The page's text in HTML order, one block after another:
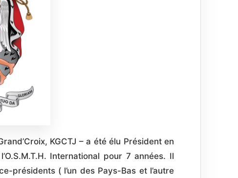
KGCTJ – a été élu Président en
International pour 7 années. Il
présidents ( l’un des Pays-Bas et l’autre